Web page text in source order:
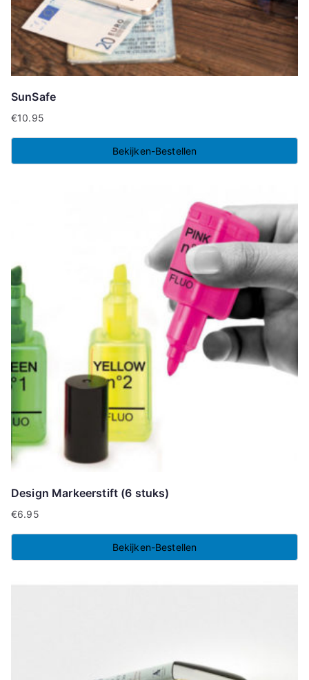
SunSafe
€10.95
Bekijken-Bestellen
Design Markeerstift (6 stuks)
€6.95
Bekijken-Bestellen